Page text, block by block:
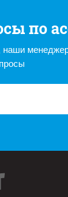
по
наши